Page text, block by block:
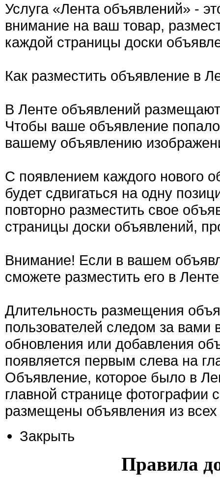
Услуга «Лента объявлений» -
внимание на ваш товар,
каждой страницы доски
Как разместить объявление в
В Ленте объявлений
Чтобы ваше объявление
вашему объявлению
С появлением каждого нового
будет сдвигаться на одну
повторно разместить свое
страницы доски объявлений,
Внимание! Если в вашем
сможете разместить его в
Длительность размещения
пользователей следом за вами
обновления или добавления
появляется первым слева на
Объявление, которое было в
главной странице фотографии
размещены объявления из всех
Закрыть
Правила